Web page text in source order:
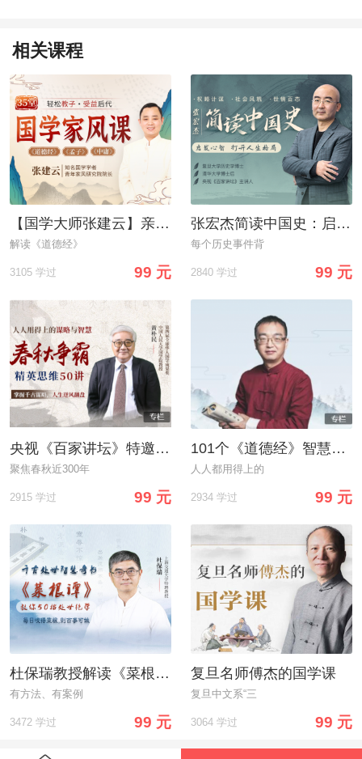
相关课程
【国学大师张建云】亲授：35堂国学家风课，轻松教子
解读《道德经》
3105 学过 99 元
张宏杰简读中国史：启发心智，打开人生格局
每个历史事件背
2840 学过 99 元
央视《百家讲坛》特邀名师 教你处世绝学，摸透人性，做对选择，逆风翻盘
聚焦春秋近300年
2915 学过 99 元
101个《道德经》智慧法则 ，带你掌握人生主动权
人人都用得上的
2934 学过 99 元
杜保瑞教授解读《菜根谭》，教你学透中国人的处世哲学
有方法、有案例
3472 学过 99 元
复旦名师傅杰的国学课
复旦中文系“三
3064 学过 99 元